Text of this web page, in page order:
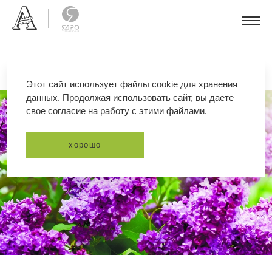
Этот сайт использует файлы cookie для хранения
данных. Продолжая использовать сайт, вы даете
свое согласие на работу с этими файлами.
хорошо